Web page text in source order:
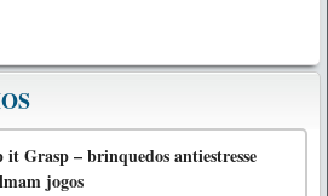
it Grasp – brinquedos antiestresse
jogos